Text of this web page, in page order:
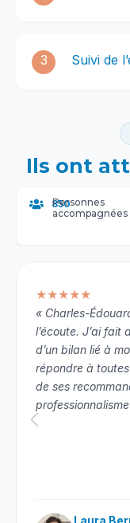
3 Suivi de
Ils ont
850
Personnes
accompagnées
★★★★★
« Charles-
l’écoute. J’ai fait
d’un bilan lié à
répondre à
de ses
Laura